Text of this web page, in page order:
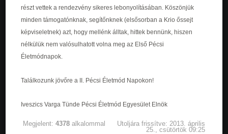
részt vettek a rendezvény sikeres lebonyolításában. Köszönjük
minden támogatónknak, segítőnknek (elsősorban a Krio őssejt
képviseletnek) azt, hogy mellénk álltak, hittek bennünk, hiszen
nélkülük nem valósulhatott volna meg az Első Pécsi
Életmódnapok.
Találkozunk jövőre a II. Pécsi Életmód Napokon!
Iveszics Varga Tünde Pécsi Életmód Egyesület Elnök
Megjelent:4378 alkalommal
Utoljára frissítve: 2013. április
25., csütörtök 09:25